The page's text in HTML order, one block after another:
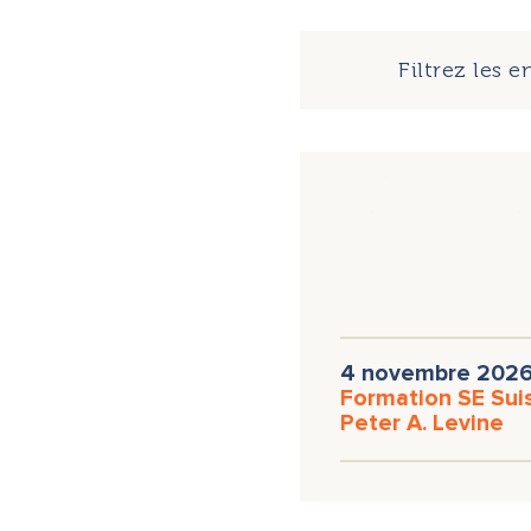
Filtrez les
4 novembre
Formation SE
Peter A. Levine